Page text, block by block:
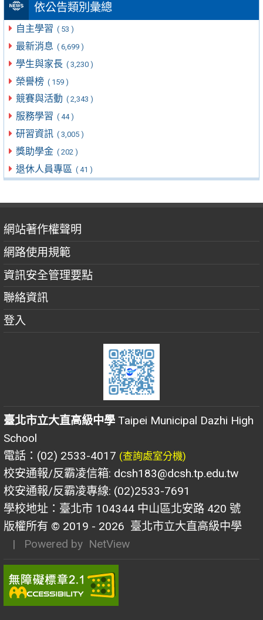
依公告類別彙總
自主學習 ( 53 )
最新消息 ( 6,699 )
學生與家長 ( 3,230 )
榮譽榜 ( 159 )
競賽與活動 ( 2,343 )
服務學習 ( 44 )
研習資訊 ( 3,005 )
獎助學金 ( 202 )
退休人員專區 ( 41 )
網站著作權聲明
網路使用規範
資訊安全管理要點
聯絡資訊
登入
臺北市立大直高級中學 Taipei Municipal Dazhi High
School
電話：(02) 2533-4017 (查詢處室分機)
校安通報/反霸凌信箱: dcsh183@dcsh.tp.edu.tw
校安通報/反霸凌專線: (02)2533-7691
學校地址：臺北市 104344 中山區北安路 420 號
版權所有 © 2019 - 2026 臺北市立大直高級中學
| Powered by NetView